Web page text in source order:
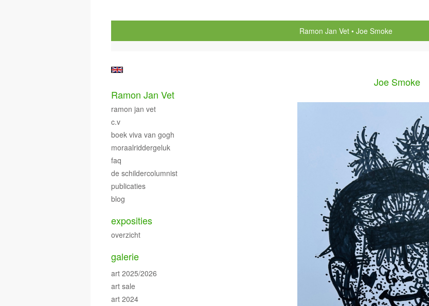
Ramon Jan Vet Joe Smoke
Joe Smoke
Ramon Jan Vet
ramon jan vet
c.v
boek viva van gogh
moraalriddergeluk
faq
de schildercolumnist
publicaties
blog
exposities
overzicht
galerie
art 2025/2026
art sale
art 2024